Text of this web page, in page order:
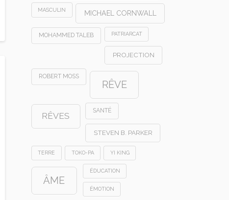
MASCULIN MICHAEL CORNWALL
MOHAMMED TALEB PATRIARCAT
PROJECTION
ROBERT MOSS
RÊVE
RÊVES
SANTÉ
STEVEN B. PARKER
TERRE TOKO-PA YI KING
ÂME
ÉDUCATION
ÉMOTION